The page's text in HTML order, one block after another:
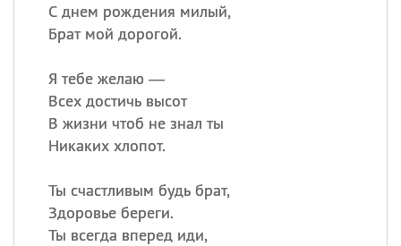
С днем рождения милый,
Брат мой дорогой.
Я тебе желаю —
Всех достичь высот
В жизни чтоб не знал ты
Никаких хлопот.
Ты счастливым будь брат,
Здоровье береги.
Ты всегда вперед иди,